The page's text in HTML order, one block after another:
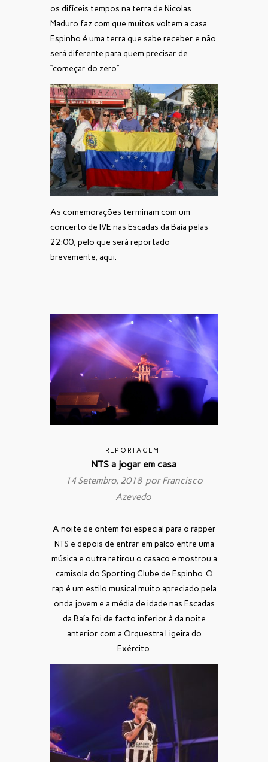
os difíceis tempos na terra de Nicolas
Maduro faz com que muitos voltem a casa.
Espinho é uma terra que sabe receber e não
será diferente para quem precisar de
“começar do zero”.
As comemorações terminam com um
concerto de IVE nas Escadas da Baía pelas
22:00, pelo que será reportado
brevemente, aqui.
REPORTAGEM
NTS a jogar em casa
14 Setembro, 2018 porFrancisco
Azevedo
A noite de ontem foi especial para o rapper
NTS e depois de entrar em palco entre uma
música e outra retirou o casaco e mostrou a
camisola do Sporting Clube de Espinho. O
rap é um estilo musical muito apreciado pela
onda jovem e a média de idade nas Escadas
da Baía foi de facto inferior à da noite
anterior com a Orquestra Ligeira do
Exército.